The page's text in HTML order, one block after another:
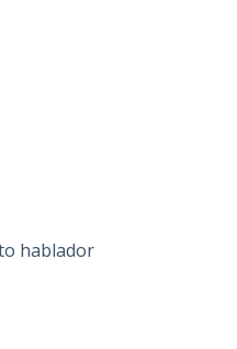
hablador